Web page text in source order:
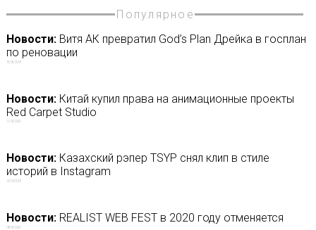
Популярное
Новости:Витя АК превратил God’s Plan Дрейка в госплан
по реновации
15/05/2018
Новости:Китай купил права на анимационные проекты
Red Carpet Studio
11/02/2020
Новости:Казахский рэпер TSYP снял клип в стиле
историй в Instagram
13/09/2018
Новости:REALIST WEB FEST в 2020 году отменяется
08/06/2020